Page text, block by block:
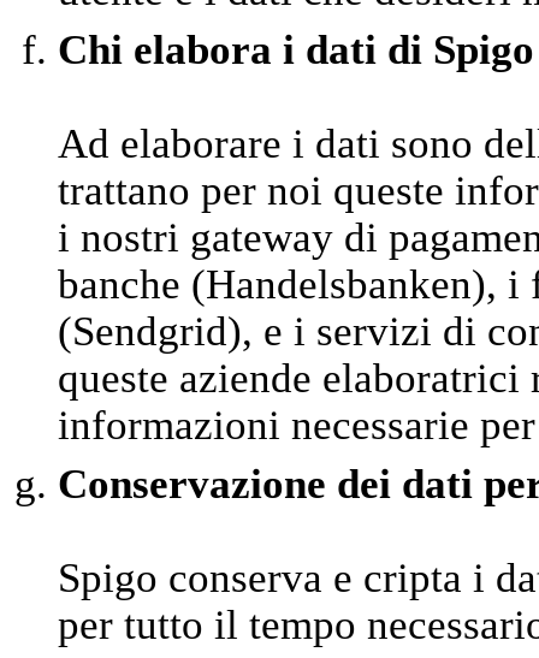
Chi elabora i dati di Spigo
Ad elaborare i dati sono
trattano per noi queste
i nostri gateway di
banche (Handelsbanken),
(Sendgrid), e i servizi di
queste aziende
informazioni necessarie
Conservazione dei dati
Spigo conserva e cripta i
per tutto il tempo